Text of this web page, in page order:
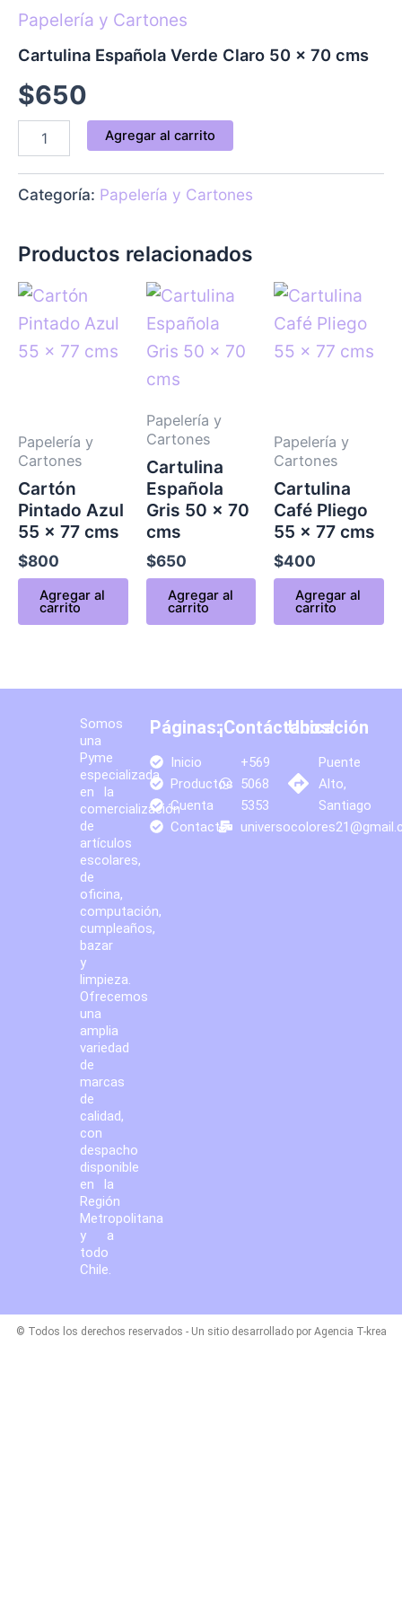
m
Papelería y Cartones
Cartulina Española Verde Claro 50 x 70 cms
$650
Agregar al carrito
Categoría: Papelería y Cartones
Productos relacionados
Papelería y
Cartones
Cartón
Pintado Azul
55 x 77 cms
$800
Agregar al
carrito
Papelería y
Cartones
Cartulina
Española
Gris 50 x 70
cms
$650
Agregar al
carrito
Papelería y
Cartones
Cartulina
Café Pliego
55 x 77 cms
$400
Agregar al
carrito
Somos
una
Pyme
especializada
en la
comercialización
de
artículos
escolares,
de
oficina,
computación,
cumpleaños,
bazar
y
limpieza.
Ofrecemos
una
amplia
variedad
de
marcas
de
calidad,
con
despacho
disponible
en la
Región
Metropolitana
y a
todo
Chile.
Páginas:
Inicio
Productos
Cuenta
Contacto
¡Contáctanos!
+569
5068
5353
Ubicación
Puente
Alto,
Santiago
© Todos los derechos reservados - Un sitio desarrollado por Agencia T-krea